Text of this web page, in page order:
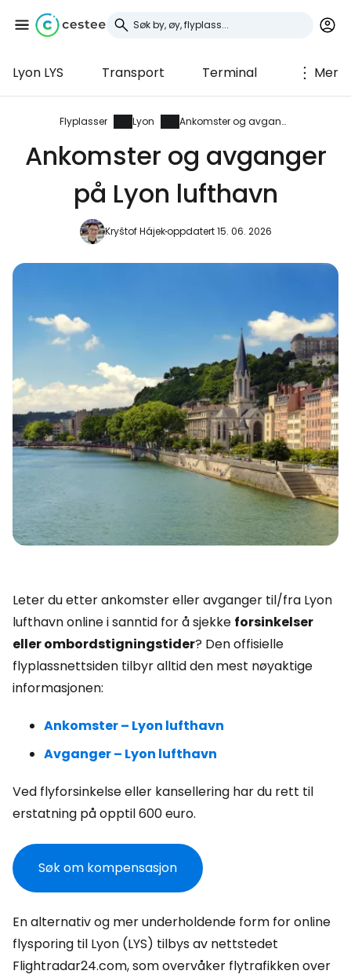
Lyon LYS Transport Terminal Mer
Flyplasser Lyon Ankomster og avganger
Ankomster og avganger
på Lyon lufthavn
Kryštof Hájekoppdatert 15. 06. 2026
Leter du etter ankomster eller avganger til/fra Lyon
lufthavn online i sanntid for å sjekke forsinkelser
ellerombordstigningstider? Den offisielle
flyplassnettsiden tilbyr alltid den mest nøyaktige
informasjonen:
Ankomster – Lyon lufthavn
Avganger – Lyon lufthavn
Ved flyforsinkelse eller kansellering har du rett til
erstatning på opptil 600 euro.
Søk om kompensasjon
En alternativ og mer underholdende form for online
flysporing til Lyon (LYS) tilbys av nettstedet
Flightradar24.com, som overvåker flytrafikken over
Logg inn på Cestee
... det verdensomspennende
Fortsett med Google